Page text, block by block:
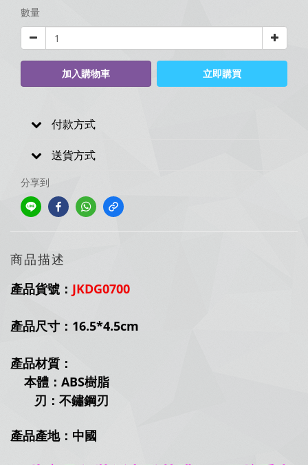
數量
加入購物車 立即購買
付款方式
送貨方式
分享到
商品描述
產品貨號： JKDG0700
產品尺寸：16.5*4.5cm
產品材質：
本體：ABS樹脂
刃：不鏽鋼刃
產品產地：中國